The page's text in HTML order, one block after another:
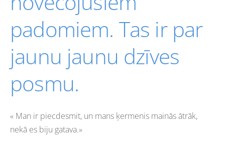
padomiem. Tas ir par
jaunu jaunu dzīves
posmu.
« Man ir piecdesmit, un mans ķermenis mainās ātrāk,
nekā es biju gatava.»